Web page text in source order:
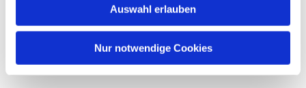
Auswahl erlauben
Nur notwendige Cookies